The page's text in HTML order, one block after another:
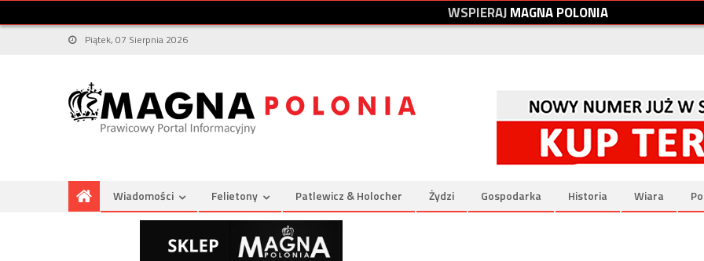
WSPIERAJMAGNAPOLONIA
Piątek, 07 Sierpnia 2026
Wiadomości Felietony Patlewicz & Holocher Żydzi Gospodarka Historia Wiara